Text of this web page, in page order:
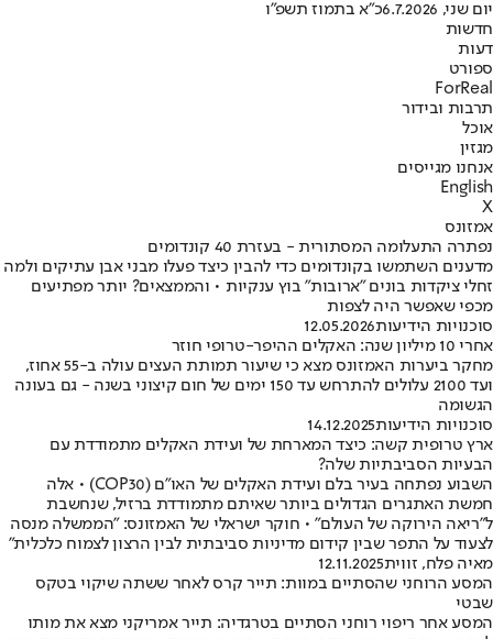
יום שני, 6.7.2026
כ"א בתמוז תשפ"ו
חדשות
דעות
ספורט
ForReal
תרבות ובידור
אוכל
מגזין
אנחנו מגייסים
English
X
אמזונס
נפתרה התעלומה המסתורית - בעזרת 40 קונדומים
מדענים השתמשו בקונדומים כדי להבין כיצד פעלו מבני אבן עתיקים ולמה
זחלי ציקדות בונים "ארובות" בוץ ענקיות • והממצאים? יותר מפתיעים
מכפי שאפשר היה לצפות
סוכנויות הידיעות12.05.2026
אחרי 10 מיליון שנה: האקלים ההיפר-טרופי חוזר
מחקר ביערות האמזונס מצא כי שיעור תמותת העצים עולה ב-55 אחוז,
ועד 2100 עלולים להתרחש עד 150 ימים של חום קיצוני בשנה - גם בעונה
הגשומה
סוכנויות הידיעות14.12.2025
ארץ טרופית קשה: כיצד המארחת של ועידת האקלים מתמודדת עם
הבעיות הסביבתיות שלה?
השבוע נפתחה בעיר בלם ועידת האקלים של האו"ם (COP30) • אלה
חמשת האתגרים הגדולים ביותר שאיתם מתמודדת ברזיל, שנחשבת
ל"ריאה הירוקה של העולם" • חוקר ישראלי של האמזונס: "הממשלה מנסה
לצעוד על התפר שבין קידום מדיניות סביבתית לבין הרצון לצמוח כלכלית"
מאיה פלח, זווית12.11.2025
המסע הרוחני שהסתיים במוות: תייר קרס לאחר ששתה שיקוי בטקס
שבטי
המסע אחר ריפוי רוחני הסתיים בטרגדיה: תייר אמריקני מצא את מותו